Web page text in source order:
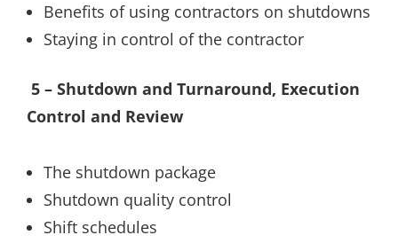
Benefits of using contractors on shutdowns
Staying in control of the contractor
5 – Shutdown and Turnaround, Execution
Control and Review
The shutdown package
Shutdown quality control
Shift schedules